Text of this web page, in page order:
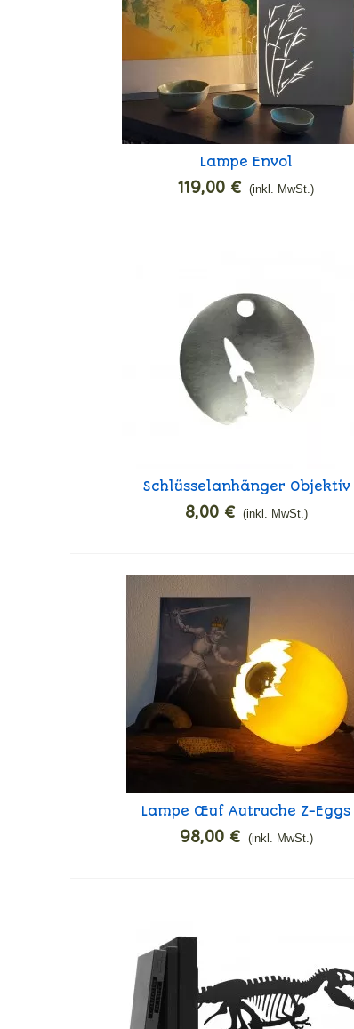
In den Warenkorb
Lampe Envol
119,00 € (inkl. MwSt.)
In den Warenkorb
Schlüsselanhänger Objektiv
Mond
8,00 € (inkl. MwSt.)
In den Warenkorb
Lampe Œuf Autruche Z-Eggs
98,00 € (inkl. MwSt.)